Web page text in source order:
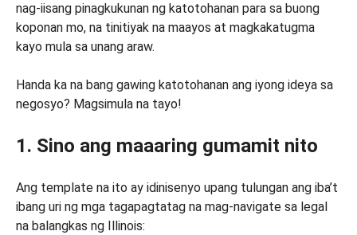
nag-iisang pinagkukunan ng katotohanan para sa buong
koponan mo, na tinitiyak na maayos at magkakatugma
kayo mula sa unang araw.
Handa ka na bang gawing katotohanan ang iyong ideya sa
negosyo? Magsimula na tayo!
1. Sino ang maaaring gumamit nito
Ang template na ito ay idinisenyo upang tulungan ang iba’t
ibang uri ng mga tagapagtatag na mag-navigate sa legal
na balangkas ng Illinois: